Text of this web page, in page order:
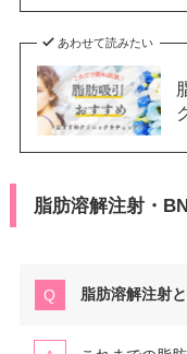
あわせて読みたい
脂肪溶解注射・
脂肪溶解注射